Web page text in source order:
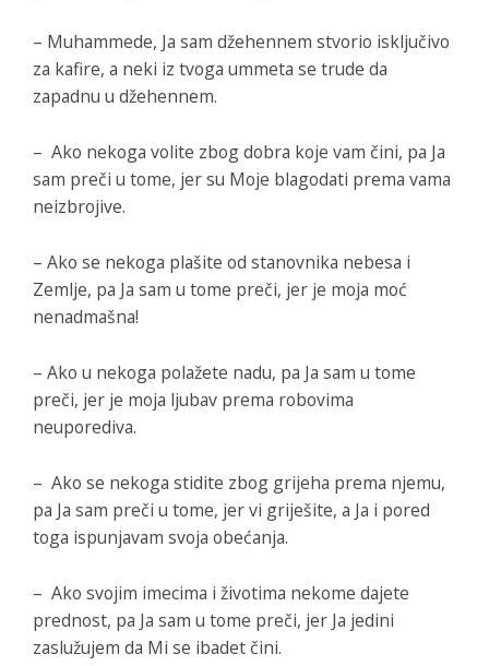
– Muhammede, Ja sam džehennem stvorio isključivo
za kafire, a neki iz tvoga ummeta se trude da
zapadnu u džehennem.
– Ako nekoga volite zbog dobra koje vam čini, pa Ja
sam preči u tome, jer su Moje blagodati prema vama
neizbrojive.
– Ako se nekoga plašite od stanovnika nebesa i
Zemlje, pa Ja sam u tome preči, jer je moja moć
nenadmašna!
– Ako u nekoga polažete nadu, pa Ja sam u tome
preči, jer je moja ljubav prema robovima
neuporediva.
– Ako se nekoga stidite zbog grijeha prema njemu,
pa Ja sam preči u tome, jer vi griješite, a Ja i pored
toga ispunjavam svoja obećanja.
– Ako svojim imecima i životima nekome dajete
prednost, pa Ja sam u tome preči, jer Ja jedini
zaslužujem da Mi se ibadet čini.